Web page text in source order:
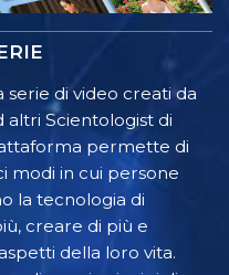
serie di video creati da
altri Scientologist di
permette di
modi in cui persone
la tecnologia di
creare di più e
della loro vita.